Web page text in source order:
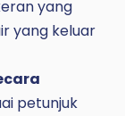
yang
yang keluar
petunjuk